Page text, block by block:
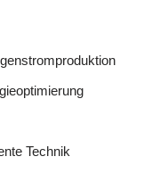
Technik